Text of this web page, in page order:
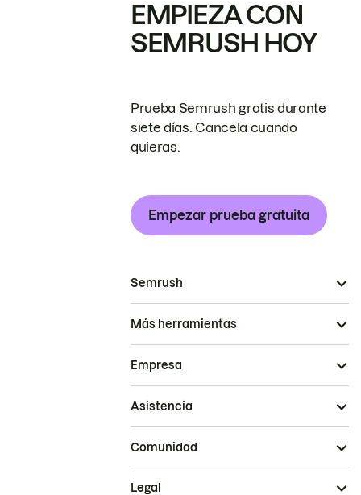
EMPIEZA CON
SEMRUSH HOY
Prueba Semrush gratis durante
siete días. Cancela cuando
quieras.
Empezar prueba gratuita
Semrush
Más herramientas
Empresa
Asistencia
Comunidad
Legal